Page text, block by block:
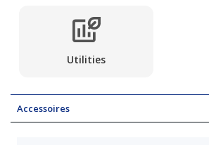
Utilities
Accessoires